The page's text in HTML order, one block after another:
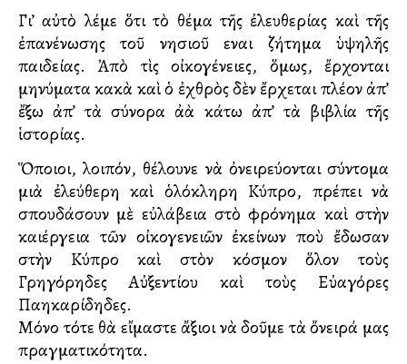
Γι’ αὐτὸ λέμε ὅτι τὸ θέμα τῆς ἐλευθερίας καὶ τῆς
ἐπανένωσης τοῦ νησιοῦ εἶναι ζήτημα ὑψηλῆς
παιδείας. Ἀπὸ τὶς οἰκογένειες, ὅμως, ἔρχονται
μηνύματα κακὰ καὶ ὁ ἐχθρὸς δὲν ἔρχεται πλέον ἀπ’
ἔξω ἀπ’ τὰ σύνορα ἀλλὰ κάτω ἀπ’ τὰ βιβλία τῆς
ἱστορίας.
Ὅποιοι, λοιπόν, θέλουνε νὰ ὀνειρεύονται σύντομα
μιὰ ἐλεύθερη καὶ ὁλόκληρη Κύπρο, πρέπει νὰ
σπουδάσουν μὲ εὐλάβεια στὸ φρόνημα καὶ στὴν
καλλιέργεια τῶν οἰκογενειῶν ἐκείνων ποὺ ἔδωσαν
στὴν Κύπρο καὶ στὸν κόσμον ὅλον τοὺς
Γρηγόρηδες Αὐξεντίου καὶ τοὺς Εὐαγόρες
Παλληκαρίδηδες.
Μόνο τότε θὰ εἴμαστε ἄξιοι νὰ δοῦμε τὰ ὄνειρά μας
πραγματικότητα.